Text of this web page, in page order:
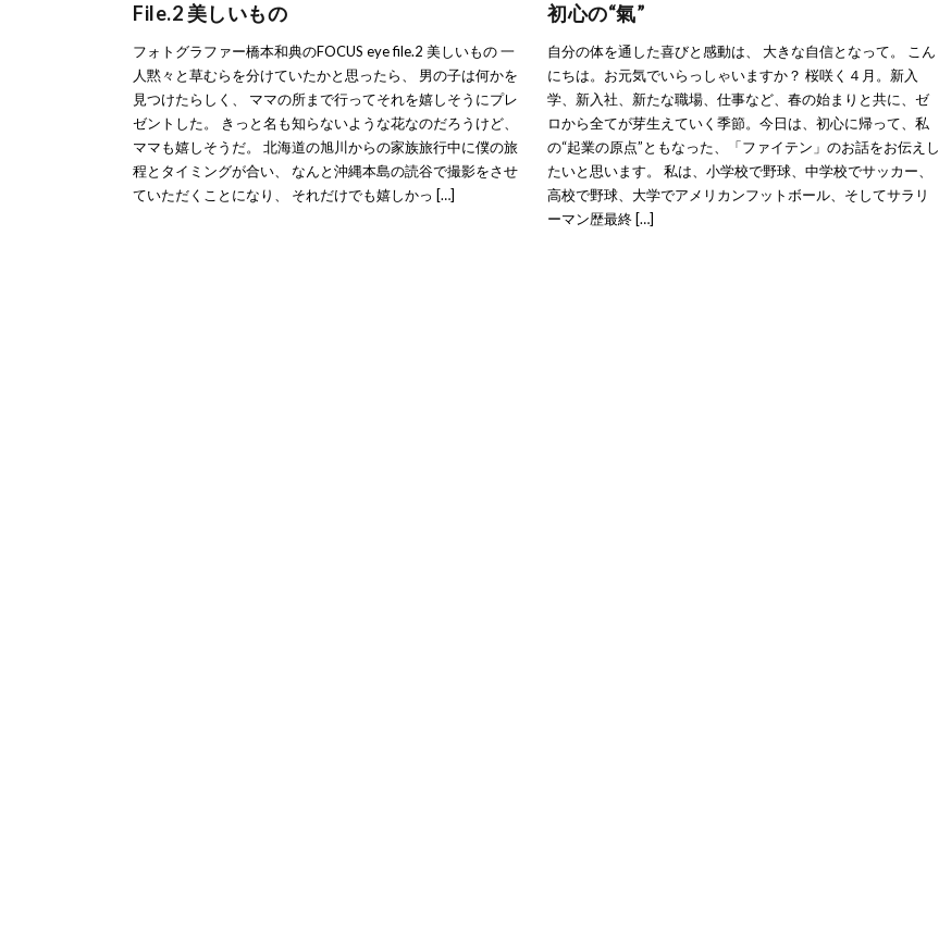
File.2 美しいもの
フォトグラファー橋本和典のFOCUS eye file.2 美しいもの 一
人黙々と草むらを分けていたかと思ったら、 男の子は何かを
見つけたらしく、 ママの所まで行ってそれを嬉しそうにプレ
ゼントした。 きっと名も知らないような花なのだろうけど、
ママも嬉しそうだ。 北海道の旭川からの家族旅行中に僕の旅
程とタイミングが合い、 なんと沖縄本島の読谷で撮影をさせ
ていただくことになり、 それだけでも嬉しかっ […]
初心の“氣”
自分の体を通した喜びと感動は、 大きな自信となって。 こん
にちは。お元気でいらっしゃいますか？ 桜咲く４月。新入
学、新入社、新たな職場、仕事など、春の始まりと共に、ゼ
ロから全てが芽生えていく季節。今日は、初心に帰って、私
の“起業の原点”ともなった、「ファイテン」のお話をお伝えし
たいと思います。 私は、小学校で野球、中学校でサッカー、
高校で野球、大学でアメリカンフットボール、そしてサラリ
ーマン歴最終 […]